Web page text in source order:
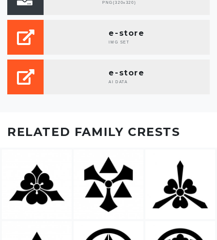
PNG(320x320)
e-store
IMG SET
e-store
AI DATA
RELATED FAMILY CRESTS